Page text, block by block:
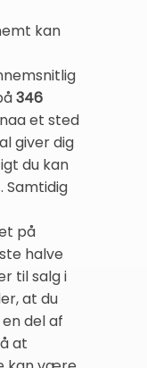
kan
346
et sted
giver dig
du kan
Samtidig
på
halve
til salg i
at du
del af
at